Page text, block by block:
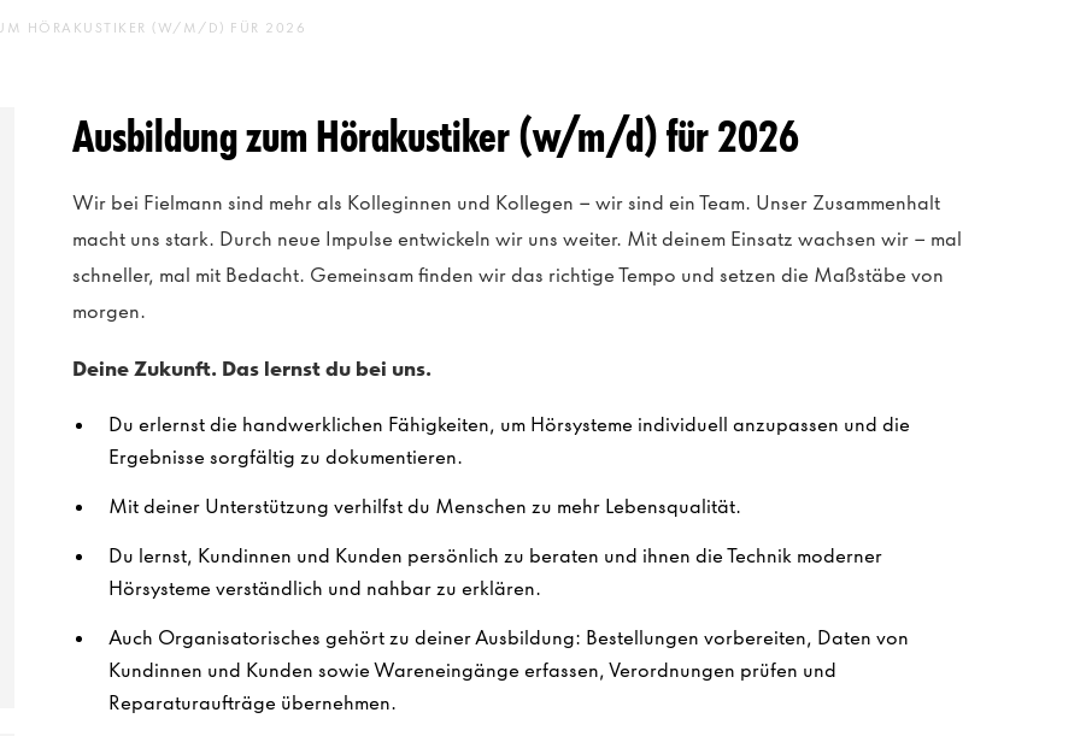
HÖRAKUSTIKER (W/M/D) FÜR 2026
Ausbildung zum Hörakustiker (w/m/d) für 2026
Wir bei Fielmann sind mehr als Kolleginnen und Kollegen – wir sind ein Team. Unser Zusammenhalt
macht uns stark. Durch neue Impulse entwickeln wir uns weiter. Mit deinem Einsatz wachsen wir – mal
schneller, mal mit Bedacht. Gemeinsam finden wir das richtige Tempo und setzen die Maßstäbe von
morgen.
Deine Zukunft. Das lernst du bei uns.
Du erlernst die handwerklichen Fähigkeiten, um Hörsysteme individuell anzupassen und die
Ergebnisse sorgfältig zu dokumentieren.
Mit deiner Unterstützung verhilfst du Menschen zu mehr Lebensqualität.
Du lernst, Kundinnen und Kunden persönlich zu beraten und ihnen die Technik moderner
Hörsysteme verständlich und nahbar zu erklären.
Auch Organisatorisches gehört zu deiner Ausbildung: Bestellungen vorbereiten, Daten von
Kundinnen und Kunden sowie Wareneingänge erfassen, Verordnungen prüfen und
Reparaturaufträge übernehmen.